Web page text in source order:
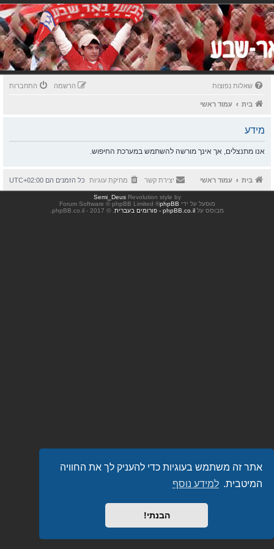
אתר זה משתמש בעוגיות כדי להעניק לך את החוויה
המיטבית. למידע נוסף
הבנתי!
שאלות נפוצות התחברות הרשמה
בית עמוד ראשי
מידע
אנו מתנצלים, אך אינך מורשה להשתמש במערכת החיפוש.
בית עמוד ראשי כל הזמנים הם UTC+02:00 מחיקת עוגיות יצירת קשר
Revolution style by
Semi_Deus
מופעל על ידי phpBB
® Forum Software © phpBB Limited
מבוסס על phpBB.co.il - פורומים בעברית . © 2017 - phpBB.co.il.